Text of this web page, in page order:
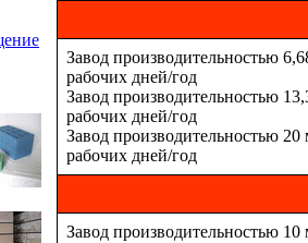
Завод производительностью
рабочих дней/год
Завод производительностью
рабочих дней/год
Завод производительностью
рабочих дней/год
Завод производительностью